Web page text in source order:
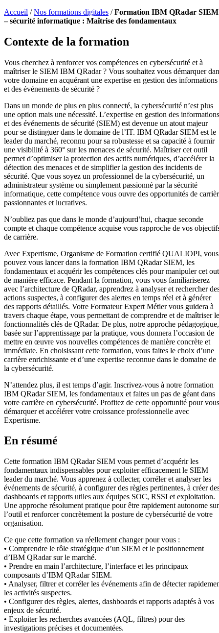
Accueil /Nos formations digitales /Formation IBM QRadar SIEM
– sécurité informatique : Maîtrise des fondamentaux
Contexte de la formation
Vous cherchez à renforcer vos compétences en cybersécurité et à
maîtriser le SIEM IBM QRadar ? Vous souhaitez vous démarquer
votre domaine en acquérant une expertise en gestion des informations
et des événements de sécurité ?
Dans un monde de plus en plus connecté, la cybersécurité n’est plus
une option mais une nécessité. L’expertise en gestion des informations
et des événements de sécurité (SIEM) est devenue un atout majeur
pour se distinguer dans le domaine de l’IT. IBM QRadar SIEM est le
leader du marché, reconnu pour sa robustesse et sa capacité à fournir
une visibilité à 360° sur les menaces de sécurité. Maîtriser cet outil
permet d’optimiser la protection des actifs numériques, d’accélérer la
détection des menaces et de simplifier la gestion des incidents de
sécurité. Que vous soyez un professionnel de la cybersécurité, un
administrateur système ou simplement passionné par la sécurité
informatique, cette compétence vous ouvre des opportunités de
passionnantes et lucratives.
N’oubliez pas que dans le monde d’aujourd’hui, chaque seconde
compte et chaque compétence acquise vous rapproche de vos
de carrière.
Avec Expertisme, Organisme de Formation certifié QUALIOPI, vous
pouvez vous lancer dans la formation IBM QRadar SIEM, les
fondamentaux et acquérir les compétences clés pour manipuler cet
de manière efficace. Pendant la formation, vous vous familiariserez
avec l’architecture de QRadar, apprendrez à analyser et rechercher
actions suspectes, à configurer des alertes en temps réel et à générer
des rapports détaillés. Votre Formateur Expert Métier vous guidera à
travers chaque étape, vous permettant de comprendre et de maîtriser
fonctionnalités clés de QRadar. De plus, notre approche pédagogique,
basée sur l’apprentissage par la pratique, vous donnera l’occasion de
mettre en œuvre vos nouvelles compétences de manière concrète et
immédiate. En choisissant cette formation, vous faites le choix d’une
carrière enrichissante et d’une expertise reconnue dans le domaine de
la cybersécurité.
N’attendez plus, il est temps d’agir. Inscrivez-vous à notre formation
IBM QRadar SIEM, les fondamentaux et faites un pas de géant dans
votre carrière en cybersécurité. Profitez de cette opportunité pour vous
démarquer et accélérer votre croissance professionnelle avec
Expertisme.
En résumé
Cette formation IBM QRadar SIEM vous permet d’acquérir les
fondamentaux indispensables pour exploiter efficacement le SIEM
leader du marché. Vous apprenez à collecter, corréler et analyser les
événements de sécurité, à configurer des règles pertinentes, à créer
dashboards et rapports utiles aux équipes SOC, RSSI et exploitation.
Une approche résolument pratique pour être rapidement autonome sur
l’outil et renforcer concrètement la posture de cybersécurité de votre
organisation.
Ce que cette formation va réellement changer pour vous :
• Comprendre le rôle stratégique d’un SIEM et le positionnement
d’IBM QRadar sur le marché.
• Prendre en main l’architecture, l’interface et les principaux
composants d’IBM QRadar SIEM.
• Analyser, filtrer et corréler les événements afin de détecter
les activités suspectes.
• Configurer des règles, alertes, dashboards et rapports adaptés à vos
enjeux de sécurité.
• Exploiter les recherches avancées (AQL, filtres) pour des
investigations précises et documentées.